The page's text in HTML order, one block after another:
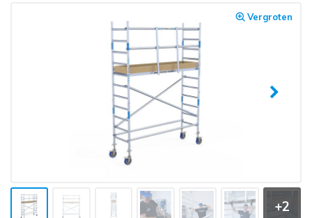
Vergroten
+2